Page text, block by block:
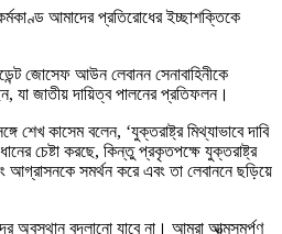
আমাদের প্রতিরোধের ইচ্ছাশক্তিকে
জোসেফ আউন লেবানন সেনাবাহিনীকে
যা জাতীয় দায়িত্ব পালনের প্রতিফলন।
শেখ কাসেম বলেন, ‘যুক্তরাষ্ট্র মিথ্যাভাবে দাবি
চেষ্টা করছে, কিন্তু প্রকৃতপক্ষে যুক্তরাষ্ট্র
আগ্রাসনকে সমর্থন করে এবং তা লেবাননে ছড়িয়ে
অবস্থান বদলানো যাবে না। আমরা আত্মসমর্পণ